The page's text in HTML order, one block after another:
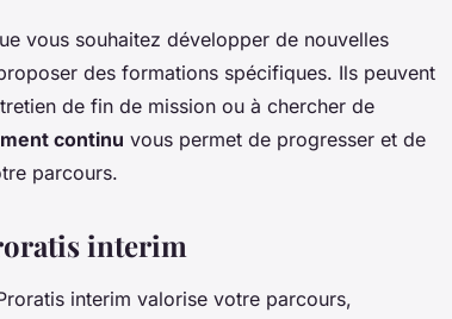
vous souhaitez développer de nouvelles
des formations spécifiques. Ils peuvent
de fin de mission ou à chercher de
continu vous permet de progresser et de
parcours.
interim
interim valorise votre parcours,